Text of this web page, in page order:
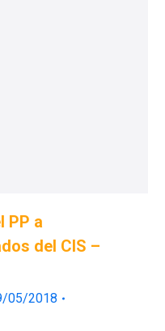
PP a
del CIS –
05/2018